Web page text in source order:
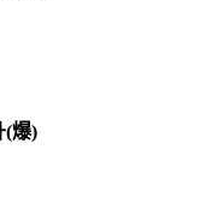
(爆)